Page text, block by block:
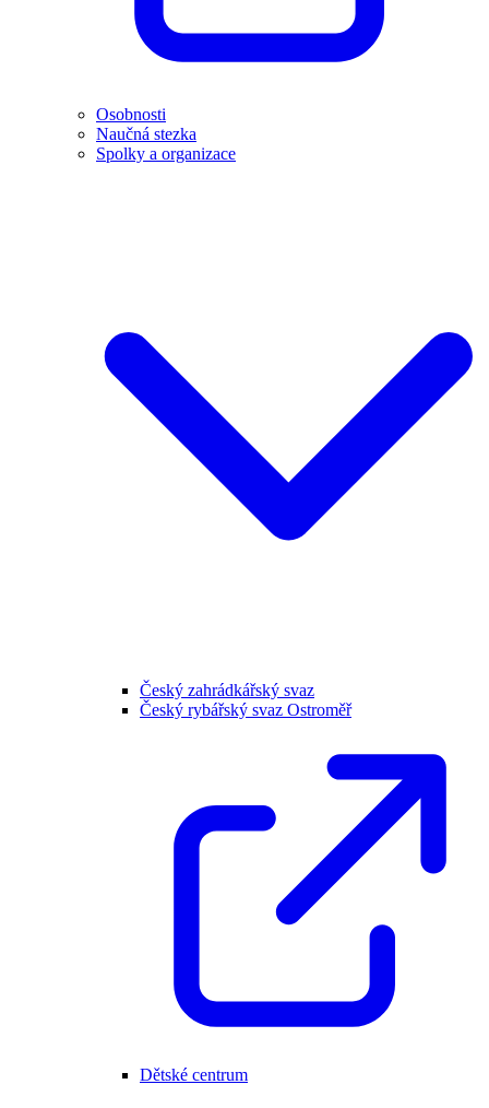
Osobnosti
Naučná stezka
Spolky a organizace
Český zahrádkářský svaz
Český rybářský svaz Ostroměř
Dětské centrum